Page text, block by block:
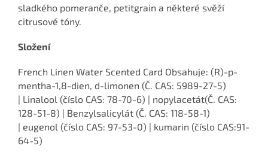
sladkého pomeranče, petitgrain a některé svěží
citrusové tóny.
Složení
French Linen Water Scented Card Obsahuje: (R)-p-
mentha-1,8-dien, d-limonen (Č. CAS: 5989-27-5)
| Linalool (číslo CAS: 78-70-6) | nopylacetát(Č. CAS:
128-51-8) | Benzylsalicylát (Č. CAS: 118-58-1)
| eugenol (číslo CAS: 97-53-0) | kumarin (číslo CAS:91-
64-5)